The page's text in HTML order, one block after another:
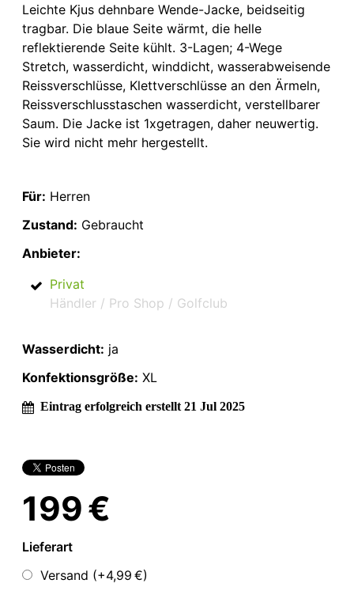
Leichte Kjus dehnbare Wende-Jacke, beidseitig
tragbar. Die blaue Seite wärmt, die helle
reflektierende Seite kühlt. 3-Lagen; 4-Wege
Stretch, wasserdicht, winddicht, wasserabweisende
Reissverschlüsse, Klettverschlüsse an den Ärmeln,
Reissverschlusstaschen wasserdicht, verstellbarer
Saum. Die Jacke ist 1xgetragen, daher neuwertig.
Sie wird nicht mehr hergestellt.
Für: Herren
Zustand: Gebraucht
Anbieter:
Privat
Händler / Pro Shop / Golfclub
Wasserdicht: ja
Konfektionsgröße: XL
Eintrag erfolgreich erstellt 21 Jul 2025
199 €
Lieferart
Versand (+4,99 €)